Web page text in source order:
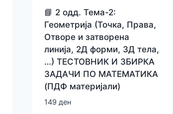
📘 2 одд. Тема-2:
Геометрија (Точка, Права,
Отворе и затворена
линија, 2Д форми, 3Д тела,
…) ТЕСТОВНИК И ЗБИРКА
ЗАДАЧИ ПО МАТЕМАТИКА
(ПДФ материјали)
149 ден